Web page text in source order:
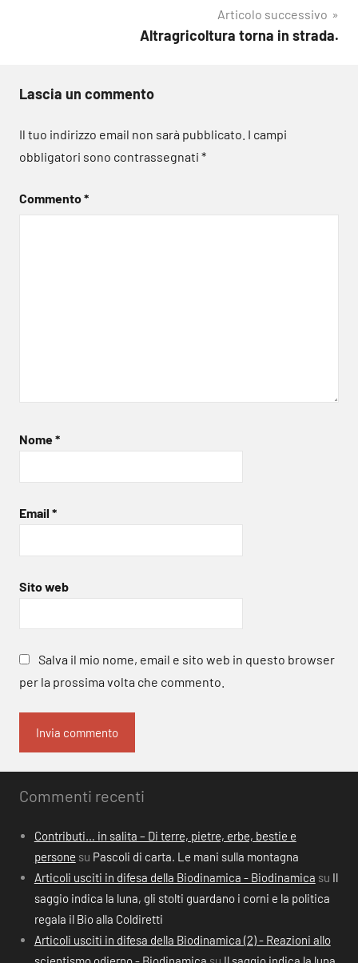
Articolo successivo
Altragricoltura torna in strada.
Lascia un commento
Il tuo indirizzo email non sarà pubblicato. I campi
obbligatori sono contrassegnati *
Commento*
Nome*
Email *
Sito web
Salva il mio nome, email e sito web in questo browser
per la prossima volta che commento.
Commenti recenti
Contributi… in salita – Di terre, pietre, erbe, bestie e
persone su Pascoli di carta. Le mani sulla montagna
Articoli usciti in difesa della Biodinamica - Biodinamica su Il
saggio indica la luna, gli stolti guardano i corni e la politica
regala il Bio alla Coldiretti
Articoli usciti in difesa della Biodinamica (2) - Reazioni allo